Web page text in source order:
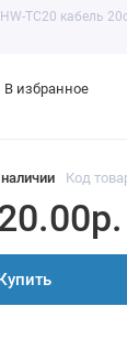
TC20 кабель
Код
В избранное